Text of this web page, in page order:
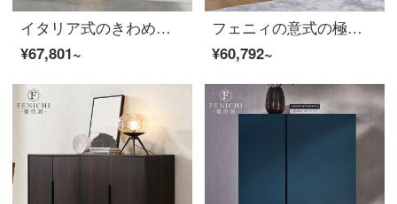
イタリア式のきわめて簡単な食事の辺のキャビネットは引き出しの高い金のレストランの食器棚の玄関の戸棚を持ちます。
¥67,801~
フェニィの意式の極簡単な岩板の食事の辺のキャビネットの1.6メートルの黒色の3つのお茶の食器棚のレストランの収納の戸棚は壁の低い酒のキャビネットのTrapaniに頼って(寄りかかって)イタリア式のきわめて簡単です
¥60,792~